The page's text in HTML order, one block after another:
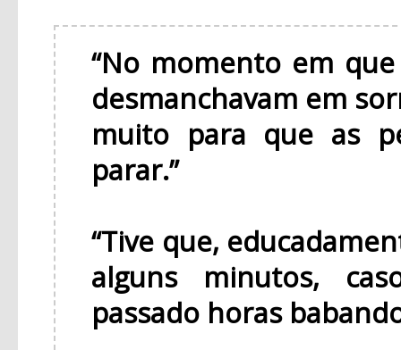
“No momento em
desmanchavam em
muito para que as
parar.”
“Tive que,
alguns minutos,
passado horas